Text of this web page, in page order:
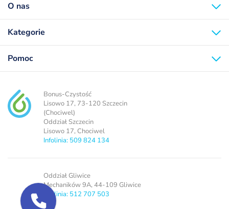
O nas
Kategorie
Pomoc
Bonus-Czystość
Lisowo 17, 73-120 Szczecin
(Chociwel)
Oddział Szczecin
Lisowo 17, Chociwel
Infolinia: 509 824 134
Oddział Gliwice
Mechaników 9A, 44-109 Gliwice
Infolinia: 512 707 503